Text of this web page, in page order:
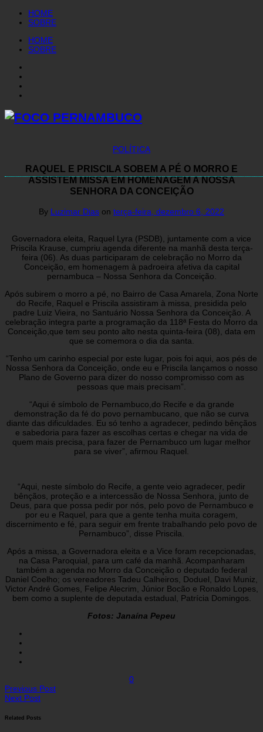
HOME
SOBRE
HOME
SOBRE
POLÍTICA
RAQUEL E PRISCILA SOBEM A PÉ O MORRO E
ASSISTEM MISSA EM HOMENAGEM A NOSSA
SENHORA DA CONCEIÇÃO
By Luzimar Dias on terça-feira, dezembro 6, 2022
Governadora eleita, Raquel Lyra (PSDB), juntamente com a vice
Priscila Krause, cumpriu agenda diferente na manhã desta terça-
feira (06). As duas participaram de celebração no Morro da
Conceição, em homenagem à padroeira afetiva da capital
pernambuca – Nossa Senhora da Conceição.
Após subirem o morro a pé, no Bairro de Casa Amarela, Zona Norte
do Recife, Raquel e Priscila assistiram à missa, presidida pelo
padre Luiz Vieira, no Santuário Nossa Senhora da Conceição. A
celebração integra parte a programação da 118ª Festa do Morro da
Conceição,que tem seu ponto alto nesta quinta-feira (08), data em
que se comemora o dia da santa.
“Tenho um carinho especial por este lugar, pois foi aqui, aos pés de
Nossa Senhora da Conceição, onde eu e Priscila lançamos o nosso
Plano de Governo para dizer do nosso compromisso com as
pessoas que mais precisam”.
“Aqui é símbolo de Pernambuco,do Recife e da grande
demonstração da fé do povo pernambucano, que não se curva
diante das dificuldades. Eu só tenho a agradecer, pedindo bênçãos
e sabedoria para fazer as escolhas certas e chegar na vida de
quem mais precisa, para fazer de Pernambuco um lugar melhor
para se viver”, afirmou Raquel.
“Aqui, neste símbolo do Recife, a gente veio agradecer, pedir
bênçãos, proteção e a intercessão de Nossa Senhora, junto de
Deus, para que possa pedir por nós, pelo povo de Pernambuco e
por eu e Raquel, para que a gente tenha muita coragem,
discernimento e fé, para seguir em frente trabalhando pelo povo de
Pernambuco”, disse Priscila.
Após a missa, a Governadora eleita e a Vice foram recepcionadas,
na Casa Paroquial, para um café da manhã. Acompanharam
também a agenda no Morro da Conceição o deputado federal
Daniel Coelho; os vereadores Tadeu Calheiros, Doduel, Davi Muniz,
Victor André Gomes, Felipe Alecrim, Júnior Bocão e Ronaldo Lopes,
bem como a suplente de deputada estadual, Patrícia Domingos.
Fotos: Janaína Pepeu
0
Previous Post
Next Post
Related Posts